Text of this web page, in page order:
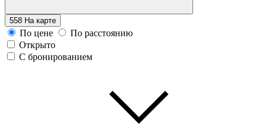
558 На карте
По цене
По расстоянию
Открыто
С бронированием